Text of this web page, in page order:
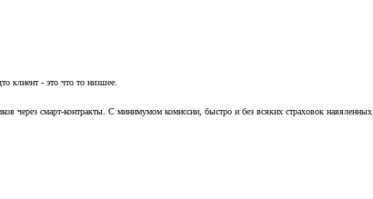
клиент - это что то низшее.
через смарт-контракты. С минимумом комиссии, быстро и без всяких страховок навяленных.